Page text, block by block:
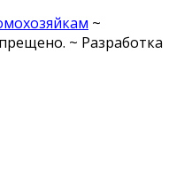
~
~ Разработка